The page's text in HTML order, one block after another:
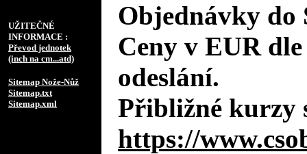
UŽITEČNÉ
INFORMACE :
Převod jednotek
(inch na cm...atd)
Sitemap Nože-Nůž
Sitemap.txt
Sitemap.xml
Objednávky do
Ceny v EUR
odeslání.
Přibližné kurzy
https://